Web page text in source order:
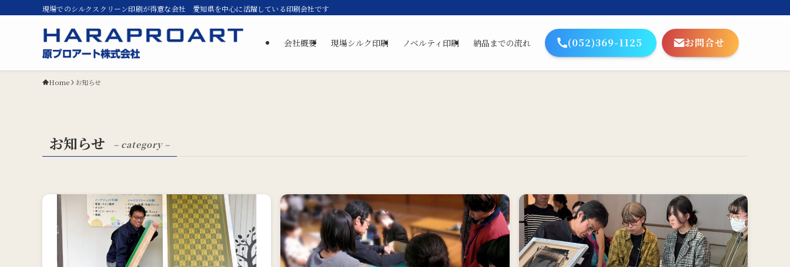
現場でのシルクスクリーン印刷が得意な会社 愛知県を中心に活躍している印刷会社です
会社概要 現場シルク印刷 ノベルティ印刷 納品までの流れ (052)369-1125 お問合せ
Home お知らせ
お知らせ – category –